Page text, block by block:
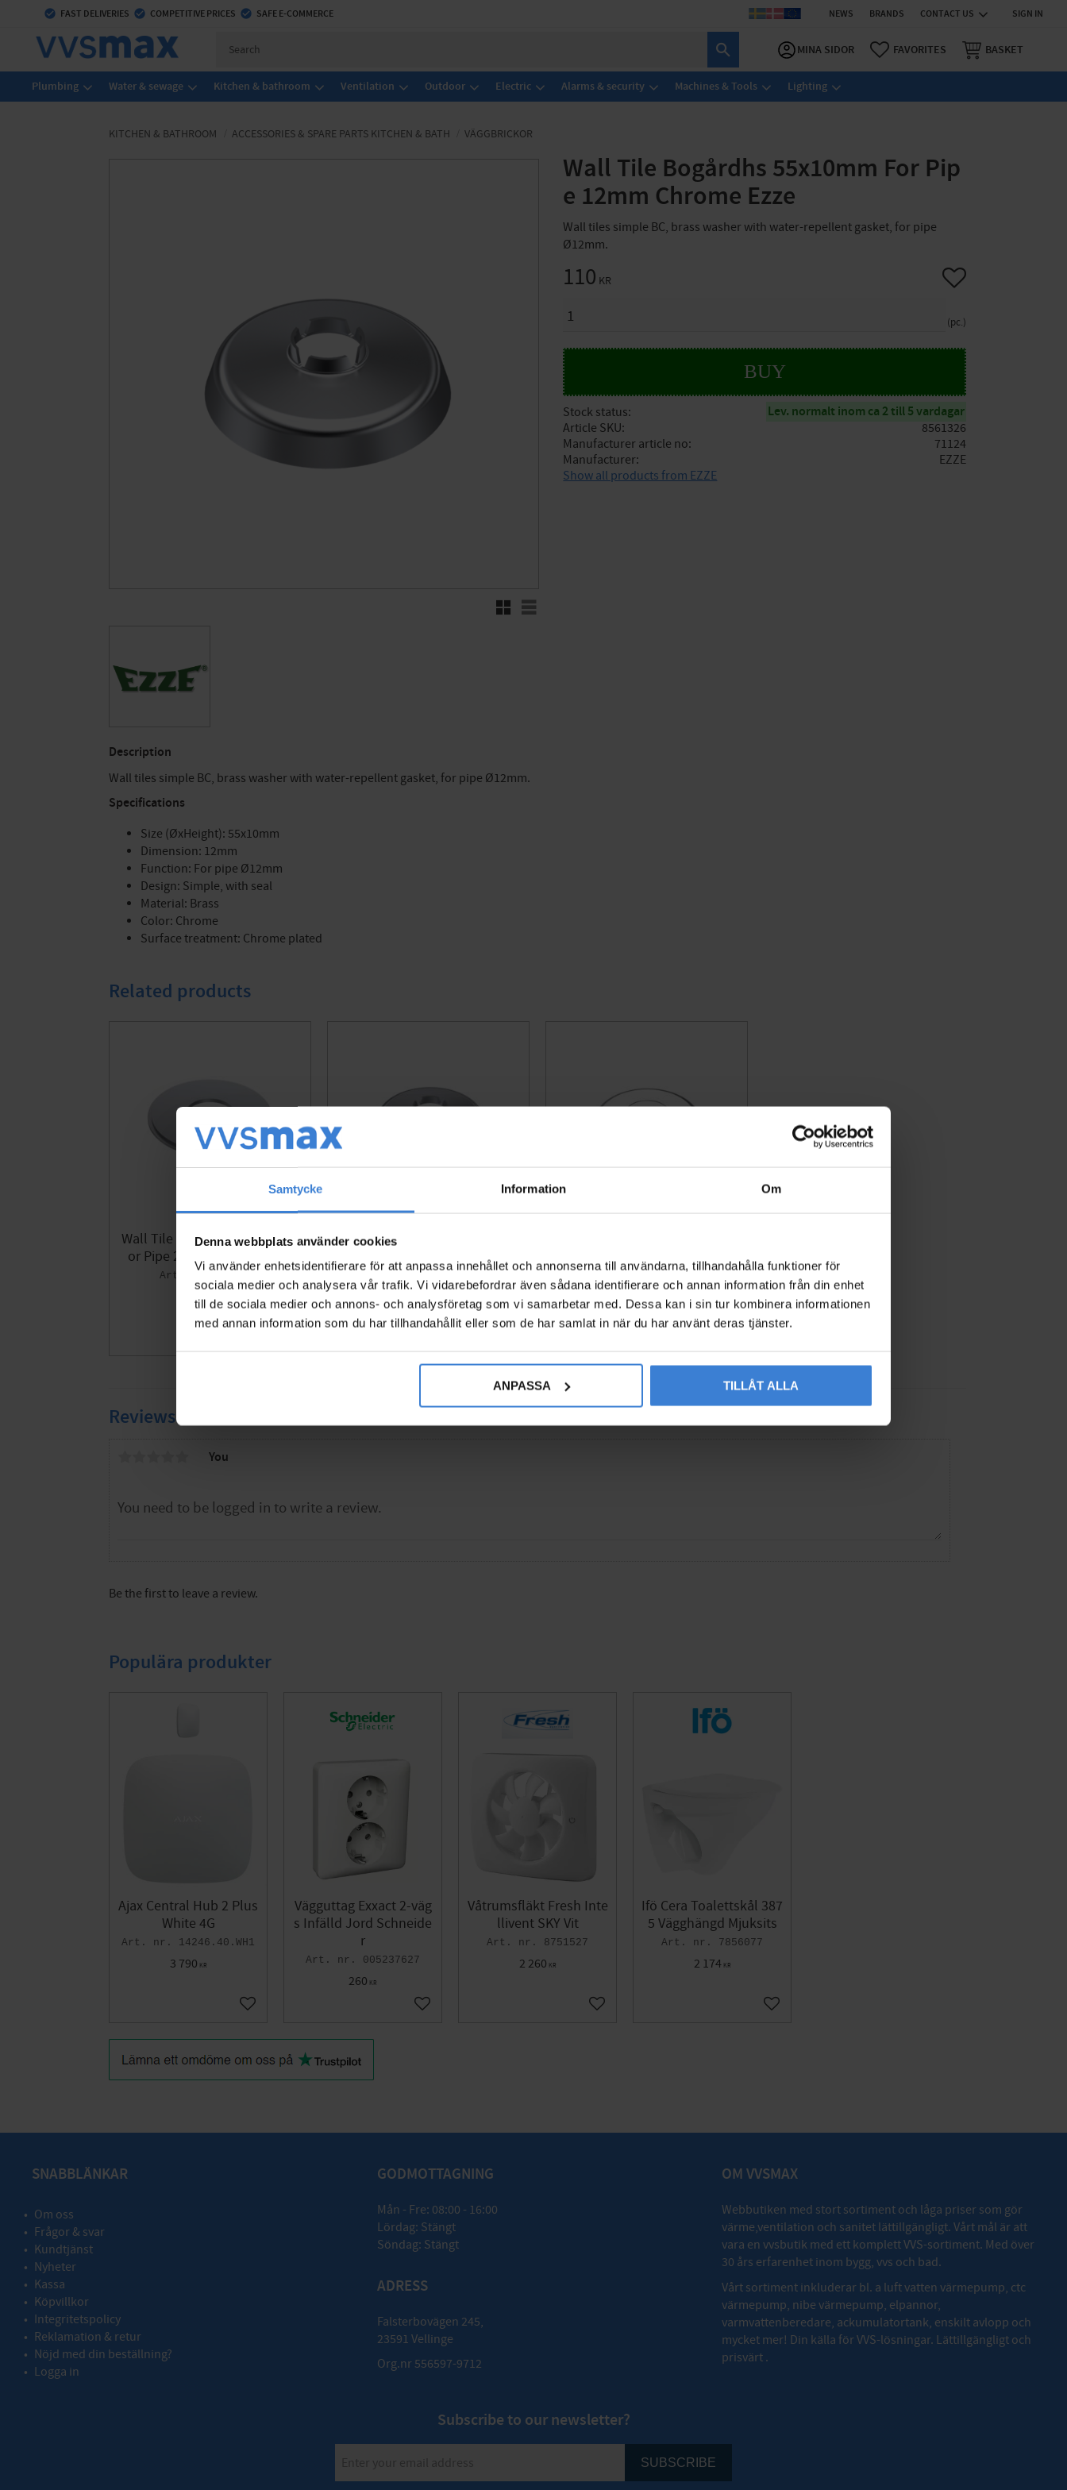
Samtycke Information Om
Denna webbplats använder cookies
Vi använder enhetsidentifierare för att anpassa innehållet och annonserna till användarna, tillhandahålla funktioner för
sociala medier och analysera vår trafik. Vi vidarebefordrar även sådana identifierare och annan information från din enhet
till de sociala medier och annons- och analysföretag som vi samarbetar med. Dessa kan i sin tur kombinera informationen
med annan information som du har tillhandahållit eller som de har samlat in när du har använt deras tjänster.
ANPASSA TILLÅT ALLA
check_circle FAST DELIVERIES check_circle COMPETITIVE PRICES check_circle SAFE E-COMMERCE NEWS BRANDS CONTACT US SIGN IN
MINA SIDOR FAVORITES BASKET
Plumbing Water & sewage Kitchen & bathroom Ventilation Outdoor Electric Alarms & security Machines & Tools Lighting
KITCHEN & BATHROOM ACCESSORIES & SPARE PARTS KITCHEN & BATH VÄGGBRICKOR
Wall Tile Bogårdhs 55x10mm For Pip
e 12mm Chrome Ezze
Wall tiles simple BC, brass washer with water-repellent gasket, for pipe
Ø12mm.
Grid viewList view
110 KR
pc.
BUY
Add to favorites
Stock status Lev. normalt inom ca 2 till 5 vardagar
Article SKU
8561326
Manufacturer article no
71124
Manufacturer
EZZE
Show all products from EZZE
Description
Wall tiles simple BC, brass washer with water-repellent gasket, for pipe Ø12mm.
Specifications
Size (ØxHeight): 55x10mm
Dimension: 12mm
Function: For pipe Ø12mm
Design: Simple, with seal
Material: Brass
Color: Chrome
Surface treatment: Chrome plated
Reviews
You
Be the first to leave a review.
Related products
Wall Tile Bogårdhs 55x1mm F
or Pipe 21mm Chrome Ezze
110KR
Wall Washer Bogårdhs 55x10m
m For Pipe 15mm Chrome Ezz
e
8561334
110 KR
m For Pipe 21mm Chrome Ezz
e
8563108
94 KR
Populära produkter
Ajax Central Hub 2 Plus
White 4G
14246.40.WH1
3 790 KR
Add to favorites
Vägguttag Exxact 2-väg
s Infälld Jord Schneide
r
005237627
260 KR
Add to favorites
Våtrumsfläkt Fresh Inte
llivent SKY Vit
8751527
2 260 KR
Add to favorites
Ifö Cera Toalettskål 387
5 Vägghängd Mjuksits
7856077
2 174KR
Add to favorites
SNABBLÄNKAR
Om oss
Frågor & svar
Kundtjänst
Nyheter
Kassa
Köpvillkor
Integritetspolicy
Reklamation & retur
Nöjd med din beställning?
Logga in
GODMOTTAGNING
Mån - Fre: 08:00 - 16:00
Lördag: Stängt
Söndag: Stängt
ADRESS
Falsterbovägen 245,
23591 Vellinge
Org.nr 556597-9712
OM VVSMAX
Webbutiken med stort sortiment och låga priser som gör
värme,ventilation och sanitet lättillgängligt. Vårt mål är att
vara en vvsbutik med ett komplett VVS-sortiment. Med över
30 års erfarenhet inom bygg, vvs och bad.
Vårt sortiment inkluderar bl. a luft vatten värmepump, ctc
värmepump, nibe värmepump, elpannor,
varmvattenberedare, ackumulatortank, enskilt avlopp och
mycket mer! Din källa för VVS-lösningar. Lättillgängligt och
prisvärt .
Subscribe to our newsletter?
SUBSCRIBE